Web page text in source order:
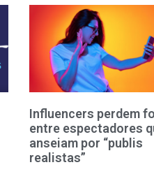
Influencers perdem
entre espectadores
anseiam por “publis
realistas”